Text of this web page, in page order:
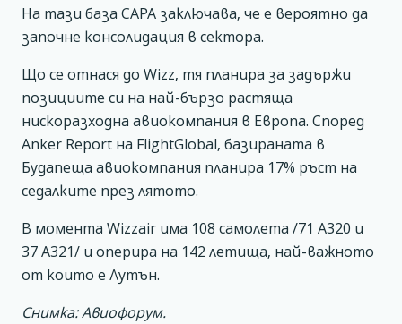
На тази база CAPA заключава, че е вероятно да
започне консолидация в сектора.
Що се отнася до Wizz, тя планира за задържи
позициите си на най-бързо растяща
нискоразходна авиокомпания в Европа. Според
Anker Report на FlightGlobal, базираната в
Будапеща авиокомпания планира 17% ръст на
седалките през лятото.
В момента Wizzair има 108 самолета /71 А320 и
37 А321/ и оперира на 142 летища, най-важното
от които е Лутън.
Снимка: Авиофорум.